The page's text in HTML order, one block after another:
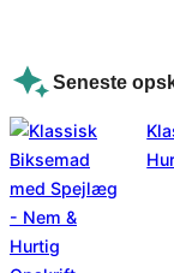
Seneste